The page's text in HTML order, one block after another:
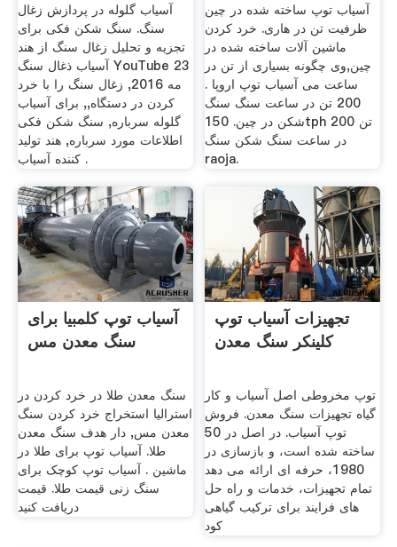
آسیاب گلوله در پردازش زغال
سنگ. سنگ شکن فکی برای
تجزیه و تحلیل زغال سنگ از هند
آسیاب ذغال سنگ YouTube 23
مه 2016, زغال سنگ را با خرد
کردن در دستگاه,, برای آسیاب
گلوله سرباره, سنگ شکن فکی
اطلاعات مورد سرباره, هند تولید
کننده آسیاب .
آسیاب توپ ساخته شده در چین
ظرفیت تن در هاری. خرد کردن
ماشین آلات ساخته شده در
چین,وی چگونه بسیاری از تن در
ساعت می آسیاب توپ اروپا .
200 تن در ساعت سنگ سنگ
شکن در چین. 150tph 200 تن
در ساعت سنگ شکن سنگ
raoja.
آسیاب توپ کلمبیا برای
سنگ معدن مس
سنگ معدن طلا در خرد کردن در
استرالیا استخراج خرد کردن سنگ
معدن مس, دار هدف سنگ معدن
طلا. آسیاب توپ برای طلا در
ماشین . آسیاب توپ کوچک برای
سنگ زنی قیمت طلا. قیمت
دریافت کنید
تجهیزات آسیاب توپ
کلینکر سنگ معدن
توپ مخروطی اصل آسیاب و کار
گیاه تجهیزات سنگ معدن. فروش
توپ آسیاب. در اصل در 50
ساخته شده است، و بازسازی در
1980، حرفه ای ارائه می دهد
تمام تجهیزات، خدمات و راه حل
های فرایند برای ترکیب گیاهی
کود